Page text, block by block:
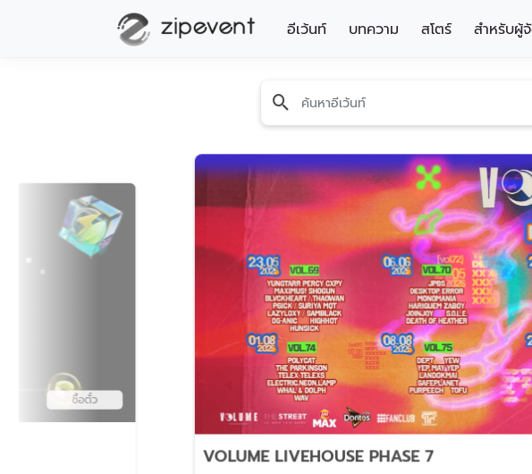
อีเว้นท์ บทความ สโตร์ สำหรับผู้
หมวดหมู่
Wedding
Health & Beauty
Industrial
Art & Design
Family & Child
Education
Home & Decor
Sports & Leisure
Music & Performance
Travel
Marketing Conference 2026: Agentic